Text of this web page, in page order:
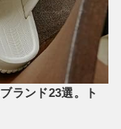
ランド23選。ト